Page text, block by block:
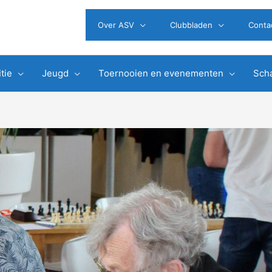
Over ASV Clubbladen
Jeugd Toernooien en evenementen